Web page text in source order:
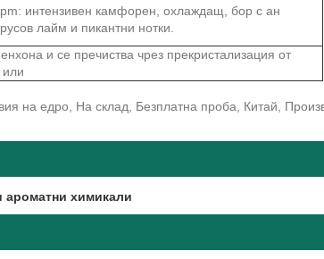
интензивен камфорен, охлаждащ, бор с ан
лайм и пикантни нотки.
и се пречиства чрез прекристализация от
на едро, На склад, Безплатна проба, Китай,
ароматни химикали